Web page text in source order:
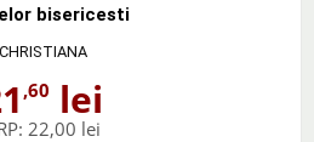
bisericesti
CHRISTIANA
,60 lei
22,00 lei